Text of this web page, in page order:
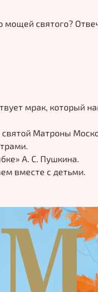
мощей святого?
мрак, который
Матроны
А. С. Пушкина.
вместе с детьми.